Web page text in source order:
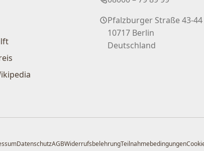
Pfalzburger Straße 43-44
10717 Berlin
Deutschland
DatenschutzAGBWiderrufsbelehrungTeilnahmebedingungen